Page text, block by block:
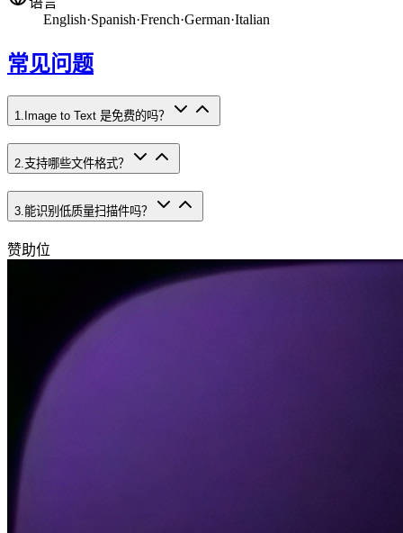
English·Spanish·French·German·Italian
常见问题
1. Image to Text 是免费的吗？
2 支持哪些文件格式？
3 能识别低质量扫描件吗？
赞助位